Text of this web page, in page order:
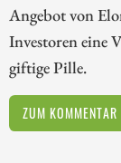
Angebot von
Investoren eine
giftige Pille.
ZUM KOMMENTAR